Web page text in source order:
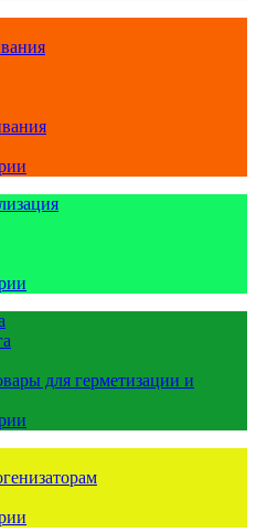
для герметизации и